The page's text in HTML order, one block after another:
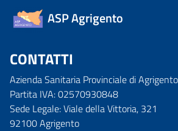
ASP Agrigento
CONTATTI
Azienda Sanitaria Provinciale di Agrigento
Partita IVA: 02570930848
Sede Legale: Viale della Vittoria, 321
92100 Agrigento